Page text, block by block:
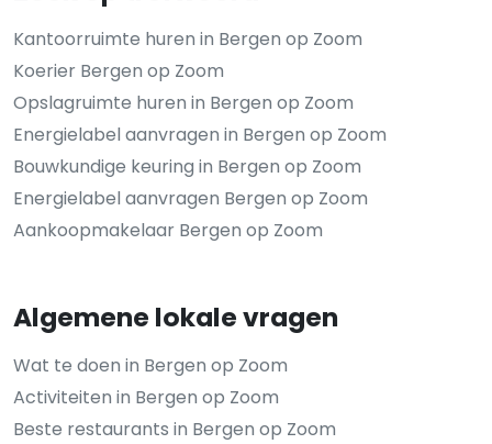
Kantoorruimte huren in Bergen op Zoom
Koerier Bergen op Zoom
Opslagruimte huren in Bergen op Zoom
Energielabel aanvragen in Bergen op Zoom
Bouwkundige keuring in Bergen op Zoom
Energielabel aanvragen Bergen op Zoom
Aankoopmakelaar Bergen op Zoom
Algemene lokale vragen
Wat te doen in Bergen op Zoom
Activiteiten in Bergen op Zoom
Beste restaurants in Bergen op Zoom